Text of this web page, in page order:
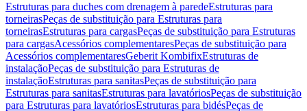
Estruturas para duches com drenagem à paredeEstruturas para
torneirasPeças de substituição para Estruturas para
torneirasEstruturas para cargasPeças de substituição para Estruturas
para cargasAcessórios complementaresPeças de substituição para
Acessórios complementaresGeberit KombifixEstruturas de
instalaçãoPeças de substituição para Estruturas de
instalaçãoEstruturas para sanitasPeças de substituição para
Estruturas para sanitasEstruturas para lavatóriosPeças de substituição
para Estruturas para lavatóriosEstruturas para bidésPeças de